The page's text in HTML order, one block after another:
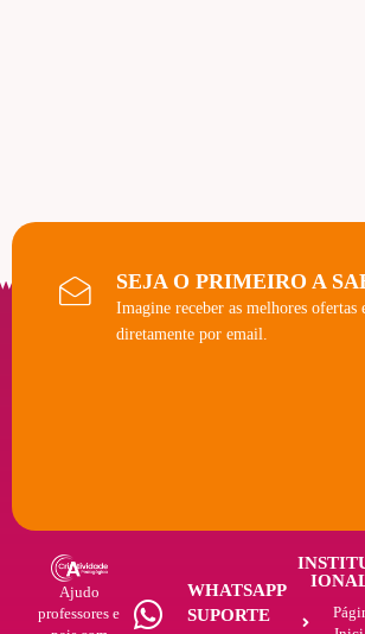
SEJA O PRIMEIRO A
Imagine receber as melhores ofertas
diretamente por email.
Ajudo
professores e
WHATSAPP
SUPORTE